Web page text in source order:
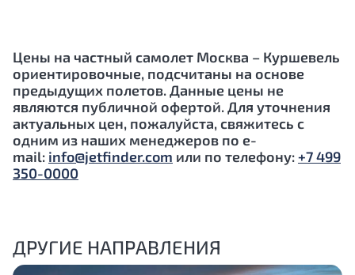
Цены на частный самолет Москва – Куршевель
ориентировочные, подсчитаны на основе
предыдущих полетов. Данные цены не
являются публичной офертой. Для уточнения
актуальных цен, пожалуйста, свяжитесь с
одним из наших менеджеров по e-
mail: info@jetfinder.com или по телефону:+7 499
350-0000
ДРУГИЕ НАПРАВЛЕНИЯ